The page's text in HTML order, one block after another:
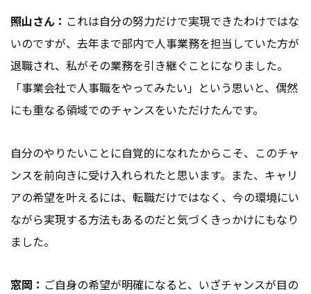
照山さん： これは自分の努力だけで実現できたわけではな
いのですが、去年まで部内で人事業務を担当していた方が
退職され、私がその業務を引き継ぐことになりました。
「事業会社で人事職をやってみたい」という思いと、偶然
にも重なる領域でのチャンスをいただけたんです。
自分のやりたいことに自覚的になれたからこそ、このチャ
ンスを前向きに受け入れられたと思います。また、キャリ
アの希望を叶えるには、転職だけではなく、今の環境にい
ながら実現する方法もあるのだと気づくきっかけにもなり
ました。
窓岡： ご自身の希望が明確になると、いざチャンスが目の